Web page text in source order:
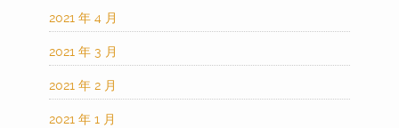
2021 年 4 月
2021 年 3 月
2021 年 2 月
2021 年 1 月